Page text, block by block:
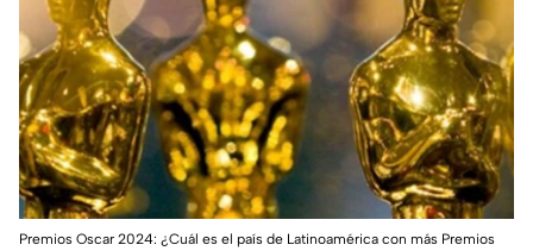
Premios Oscar 2024: ¿Cuál es el país de Latinoamérica con más Premios